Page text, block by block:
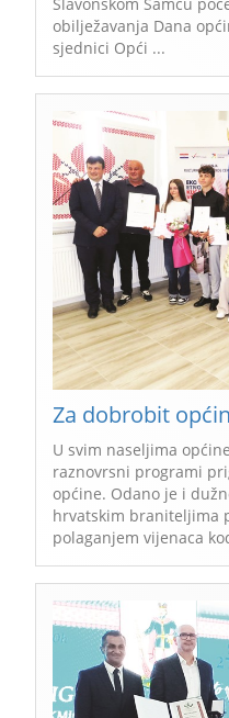
obilježavanja Dana
sjednici Opći ...
Za dobrobit
U svim naseljima
raznovrsni programi
općine. Odano je i
hrvatskim braniteljima
polaganjem vijenaca